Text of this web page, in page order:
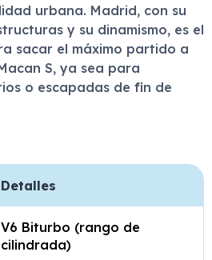
urbana. Madrid, con su
y su dinamismo, es el
sacar el máximo partido a
S, ya sea para
o escapadas de fin de
Detalles
V6 Biturbo (rango de
cilindrada)